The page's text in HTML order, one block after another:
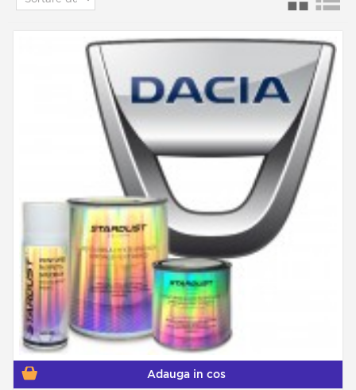
dreaptă)
- În interiorul compartimentului motorului
- Pe hayon
Vă puteți ajuta cu imaginile de mai jos care
ilustrează locația.
Codul de culoare al picturii Dacia este
întotdeauna compus din trei caractere (litere
sauV cifre).
Adauga in cos